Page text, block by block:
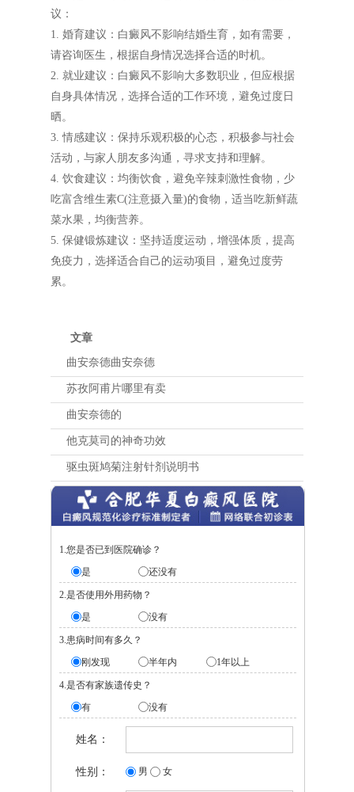
议：
1. 婚育建议：白癜风不影响结婚生育，如有需要，
请咨询医生，根据自身情况选择合适的时机。
2. 就业建议：白癜风不影响大多数职业，但应根据
自身具体情况，选择合适的工作环境，避免过度日
晒。
3. 情感建议：保持乐观积极的心态，积极参与社会
活动，与家人朋友多沟通，寻求支持和理解。
4. 饮食建议：均衡饮食，避免辛辣刺激性食物，少
吃富含维生素C(注意摄入量)的食物，适当吃新鲜蔬
菜水果，均衡营养。
5. 保健锻炼建议：坚持适度运动，增强体质，提高
免疫力，选择适合自己的运动项目，避免过度劳
累。
文章
曲安奈德曲安奈德
苏孜阿甫片哪里有卖
曲安奈德的
他克莫司的神奇功效
驱虫斑鸠菊注射针剂说明书
1.您是否已到医院确诊？
是
还没有
2.是否使用外用药物？
是
没有
3.患病时间有多久？
刚发现
半年内 1年以上
4.是否有家族遗传史？
有
没有
姓名：
性别： 男 女